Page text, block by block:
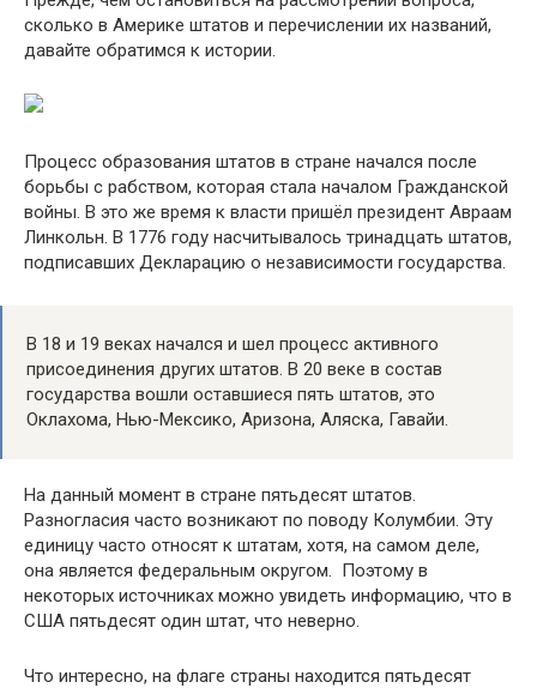
сколько в Америке штатов и перечислении их названий,
давайте обратимся к истории.
Процесс образования штатов в стране начался после
борьбы с рабством, которая стала началом Гражданской
войны. В это же время к власти пришёл президент Авраам
Линкольн. В 1776 году насчитывалось тринадцать штатов,
подписавших Декларацию о независимости государства.
В 18 и 19 веках начался и шел процесс активного
присоединения других штатов. В 20 веке в состав
государства вошли оставшиеся пять штатов, это
Оклахома, Нью-Мексико, Аризона, Аляска, Гавайи.
На данный момент в стране пятьдесят штатов.
Разногласия часто возникают по поводу Колумбии. Эту
единицу часто относят к штатам, хотя, на самом деле,
она является федеральным округом. Поэтому в
некоторых источниках можно увидеть информацию, что в
США пятьдесят один штат, что неверно.
Что интересно, на флаге страны находится пятьдесят